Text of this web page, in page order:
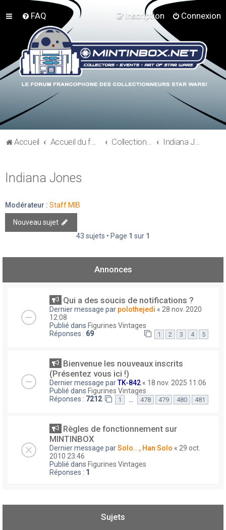
FAQ Connexion
Inscription
Accueil Accueil du forum Collections hors Star Wars Indiana Jones
Indiana Jones
Modérateur : Staff MIB
Nouveau sujet
43 sujets • Page 1 sur 1
Annonces
Qui a des soucis de notifications ?
Dernier message par polothejedi « 28 nov. 2020
12:08
Publié dans Figurines Vintages
Réponses : 69 1 2 3 4 5
Bienvenue les nouveaux inscrits
(Présentez vous ici !)
Dernier message parTK-842 « 18 nov. 2025 11:06
Publié dans Figurines Vintages
Réponses : 7212 1 … 478 479 480 481
Règles de fonctionnement sur
MINTINBOX
Dernier message parSolo..., Han Solo « 29 oct.
2010 23:46
Publié dans Figurines Vintages
Réponses : 1
Sujets